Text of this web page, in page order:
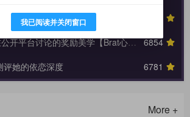
安全了”：如何成为 Brat 生命中唯一的锚点与终极归宿？【Brat心奴系列-第六期】
6854
台讨论的奖励美学【Brat心奴系列-第五期】
6781
评她的依恋深度
More +
我已阅读并关闭窗口